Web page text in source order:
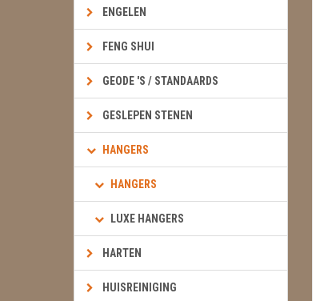
ENGELEN
FENG SHUI
GEODE 'S / STANDAARDS
GESLEPEN STENEN
HANGERS
HANGERS
LUXE HANGERS
HARTEN
HUISREINIGING